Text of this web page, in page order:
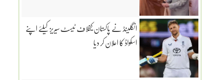
انگلینڈ نے پاکستان کیخلاف ٹیسٹ سیریز کیلئے اپنے
اسکواڈ کا اعلان کر دیا